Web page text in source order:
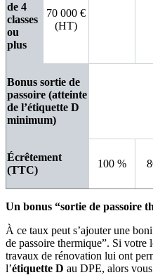
de 4
classes
ou
plus
70 000 €
(HT)
Bonus sortie de
passoire (atteinte
de l’étiquette D
minimum)
Écrêtement
(TTC)
100 %
Un bonus “sortie de passoire
À ce taux peut s’ajouter une
de passoire thermique”. Si votre
travaux de rénovation lui ont
l’étiquette D au DPE, alors